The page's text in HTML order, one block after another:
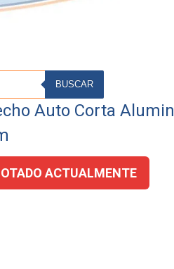
BUSCAR
Auto Corta
ACTUALMENTE